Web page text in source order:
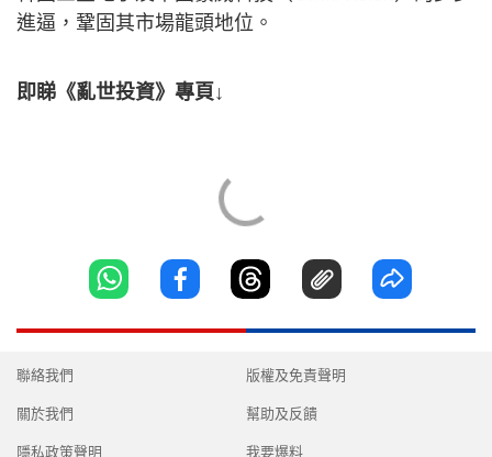
進逼，鞏固其市場龍頭地位。
即睇《亂世投資》專頁↓
聯絡我們
關於我們
隱私政策聲明
版權及免責聲明
幫助及反饋
我要爆料